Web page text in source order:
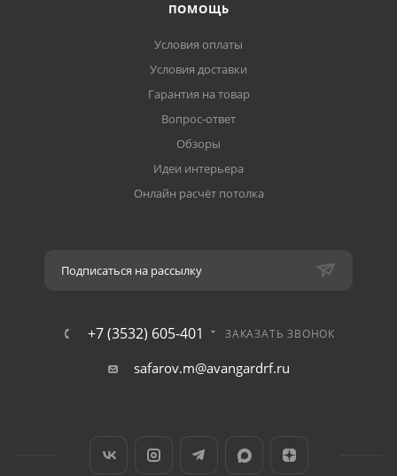
ПОМОЩЬ
Условия оплаты
Условия доставки
Гарантия на товар
Вопрос-ответ
Обзоры
Идеи интерьера
Онлайн расчёт потолка
Подписаться на рассылку
+7 (3532) 605-401 ЗАКАЗАТЬ ЗВОНОК
safarov.m@avangardrf.ru